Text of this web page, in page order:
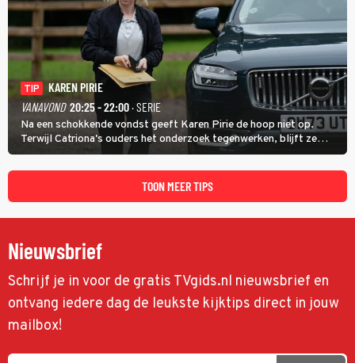
TIP
KAREN PIRIE
VANAVOND 20:25 - 22:00· SERIE
Na een schokkende vondst geeft Karen Pirie de hoop niet op.
Terwijl Catriona's ouders het onderzoek tegenwerken, blijft ze
speuren naar Adam. In deze slotaflevering van Karen Pirie leidt het
spoor via Frankrijk en Italië naar Malta.
TOON MEER TIPS
Nieuwsbrief
Schrijf je in voor de gratis TVgids.nl nieuwsbrief en
ontvang iedere dag de leukste kijktips direct in jouw
mailbox!